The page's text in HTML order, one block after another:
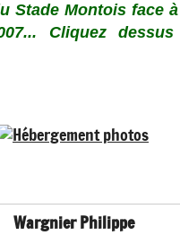
Stade Montois face
Cliquez
Wargnier Philippe